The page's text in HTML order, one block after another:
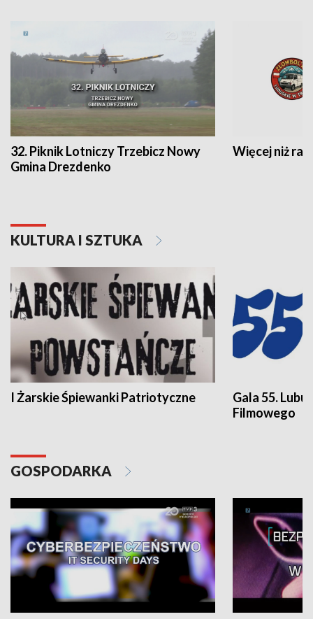
32. Piknik Lotniczy Trzebicz Nowy
Gmina Drezdenko
Więcej niż rajd
KULTURA I SZTUKA
I Żarskie Śpiewanki Patriotyczne
Gala 55.
Filmowego
GOSPODARKA